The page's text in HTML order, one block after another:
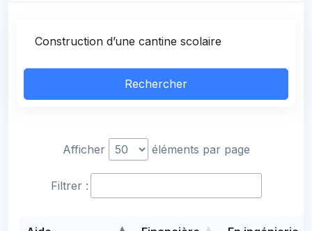
Rechercher
Afficher éléments par page
Filtrer :